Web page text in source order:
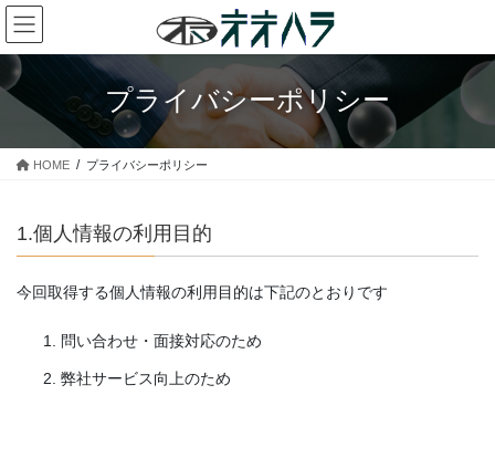
コ
ン
テ
ツ
移
ナ
ビ
ゲ
シ
ン
プライバシーポリシー
HOME プライバシーポリシー
1.個人情報の利用目的
今回取得する個人情報の利用目的は下記のとおりです
問い合わせ・面接対応のため
弊社サービス向上のため